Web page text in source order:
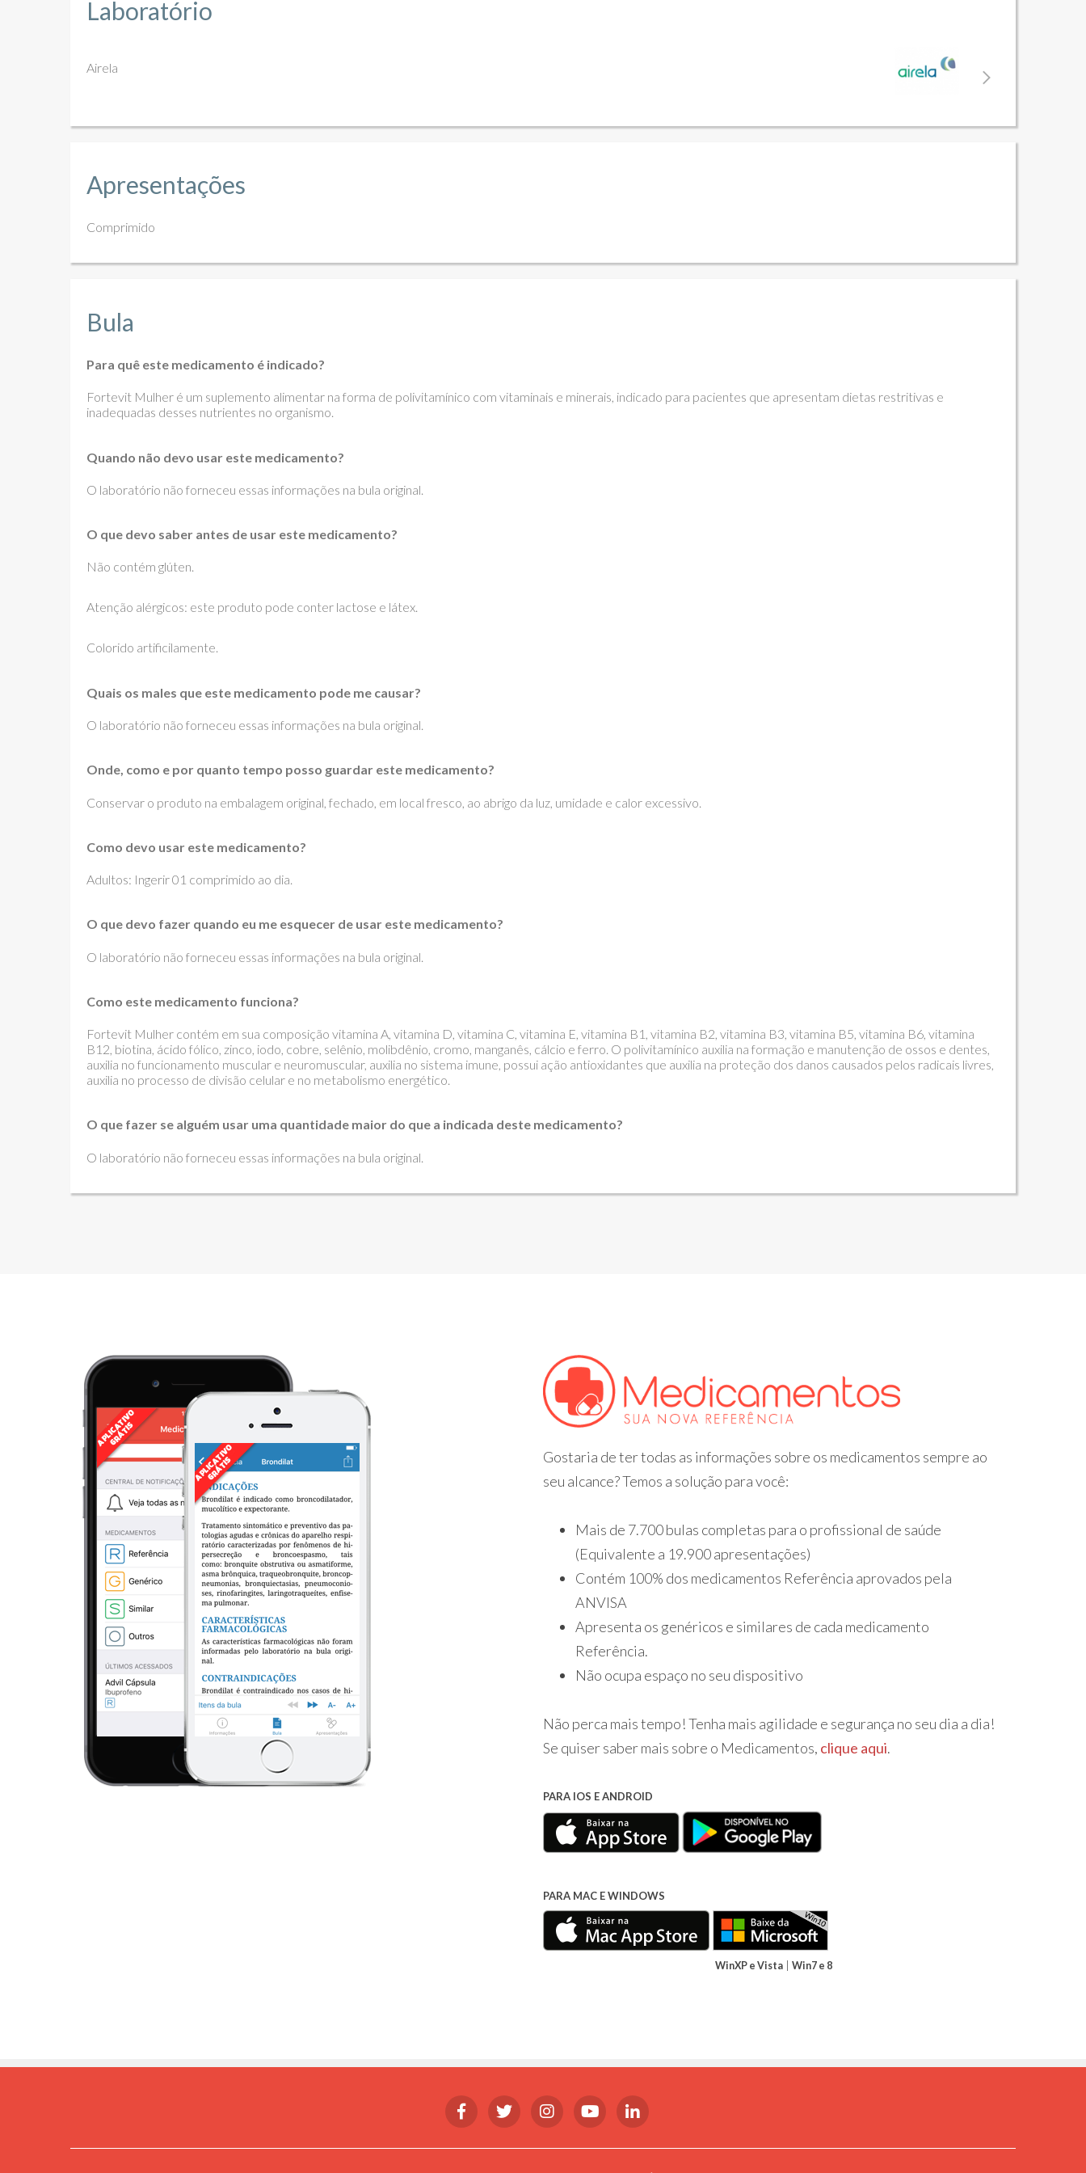
Laboratório
Airela
Apresentações
Comprimido
Bula
Para quê este medicamento é indicado?
Fortevit Mulher é um suplemento alimentar na forma de polivitamínico com vitaminais e minerais, indicado para pacientes que apresentam dietas restritivas e
inadequadas desses nutrientes no organismo.
Quando não devo usar este medicamento?
O laboratório não forneceu essas informações na bula original.
O que devo saber antes de usar este medicamento?
Não contém glúten.
Atenção alérgicos: este produto pode conter lactose e látex.
Colorido artificilamente.
Quais os males que este medicamento pode me causar?
O laboratório não forneceu essas informações na bula original.
Onde, como e por quanto tempo posso guardar este medicamento?
Conservar o produto na embalagem original, fechado, em local fresco, ao abrigo da luz, umidade e calor excessivo.
Como devo usar este medicamento?
Adultos: Ingerir 01 comprimido ao dia.
O que devo fazer quando eu me esquecer de usar este medicamento?
O laboratório não forneceu essas informações na bula original.
Como este medicamento funciona?
Fortevit Mulher contém em sua composição vitamina A, vitamina D, vitamina C, vitamina E, vitamina B1, vitamina B2, vitamina B3, vitamina B5, vitamina B6, vitamina
B12, biotina, ácido fólico, zinco, iodo, cobre, selênio, molibdênio, cromo, manganês, cálcio e ferro. O polivitamínico auxilia na formação e manutenção de ossos e dentes,
auxilia no funcionamento muscular e neuromuscular, auxilia no sistema imune, possui ação antioxidantes que auxilia na proteção dos danos causados pelos radicais livres,
auxilia no processo de divisão celular e no metabolismo energético.
O que fazer se alguém usar uma quantidade maior do que a indicada deste medicamento?
O laboratório não forneceu essas informações na bula original.
Gostaria de ter todas as informações sobre os medicamentos sempre ao
seu alcance? Temos a solução para você:
Mais de 7.700 bulas completas para o profissional de saúde
(Equivalente a 19.900 apresentações)
Contém 100% dos medicamentos Referência aprovados pela
ANVISA
Apresenta os genéricos e similares de cada medicamento
Referência.
Não ocupa espaço no seu dispositivo
Não perca mais tempo! Tenha mais agilidade e segurança no seu dia a dia!
Se quiser saber mais sobre o Medicamentos, clique aqui.
PARA IOS E ANDROID
PARA MAC E WINDOWS
WinXP e Vista Win7 e 8
FacebookTwitter InstagramYoutube